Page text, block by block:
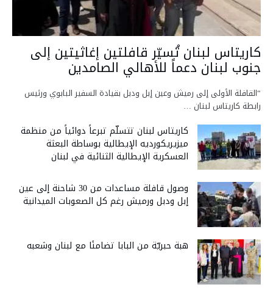
كاريتاس لبنان تُسيّر قافلتين إغاثيتين إلى
جنوب لبنان دعماً للأهالي الصامدين
“القافلة الأولى إلى رميش وعين إبل ودبل بقيادة السفير البابوي ورئيس
رابطة كاريتاس لبنان …
كاريتاس لبنان تتسلّم تبرعاً دوائياً من منظمة
ميزيريكورديه الإيطالية بوساطة البعثة
العسكرية الإيطالية الثنائية في لبنان
وصول قافلة مساعدات من 30 شاحنة إلى عين
إبل ودبل ورميش رغم كل الصعوبات الميدانية
هبة حبريّة من البابا تضامنًا مع لبنان وشعبه